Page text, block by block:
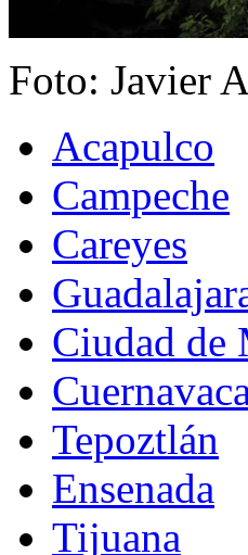
Foto: Javier
Acapulco
Campeche
Careyes
Ciudad de
Tepoztlán
Ensenada
Tijuana